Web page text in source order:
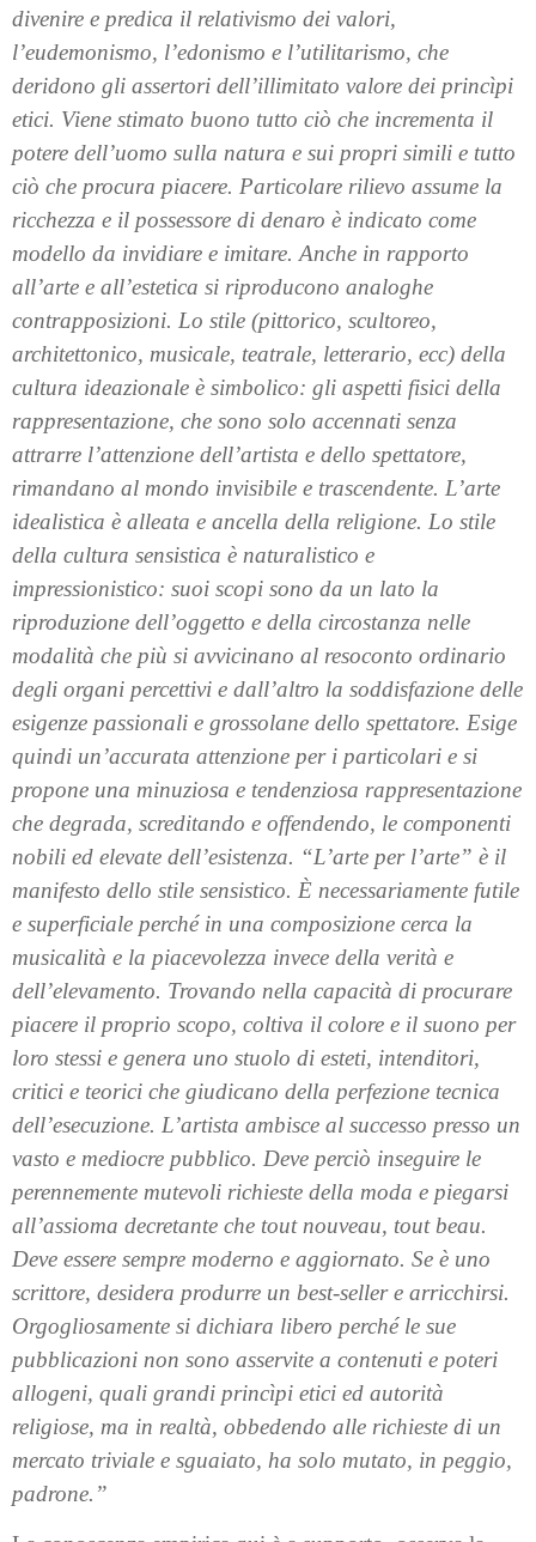
divenire e predica il relativismo dei valori,
l’eudemonismo, l’edonismo e l’utilitarismo, che
deridono gli assertori dell’illimitato valore dei princìpi
etici. Viene stimato buono tutto ciò che incrementa il
potere dell’uomo sulla natura e sui propri simili e tutto
ciò che procura piacere. Particolare rilievo assume la
ricchezza e il possessore di denaro è indicato come
modello da invidiare e imitare. Anche in rapporto
all’arte e all’estetica si riproducono analoghe
contrapposizioni. Lo stile (pittorico, scultoreo,
architettonico, musicale, teatrale, letterario, ecc) della
cultura ideazionale è simbolico: gli aspetti fisici della
rappresentazione, che sono solo accennati senza
attrarre l’attenzione dell’artista e dello spettatore,
rimandano al mondo invisibile e trascendente. L’arte
idealistica è alleata e ancella della religione. Lo stile
della cultura sensistica è naturalistico e
impressionistico: suoi scopi sono da un lato la
riproduzione dell’oggetto e della circostanza nelle
modalità che più si avvicinano al resoconto ordinario
degli organi percettivi e dall’altro la soddisfazione delle
esigenze passionali e grossolane dello spettatore. Esige
quindi un’accurata attenzione per i particolari e si
propone una minuziosa e tendenziosa rappresentazione
che degrada, screditando e offendendo, le componenti
nobili ed elevate dell’esistenza. “L’arte per l’arte” è il
manifesto dello stile sensistico. È necessariamente futile
e superficiale perché in una composizione cerca la
musicalità e la piacevolezza invece della verità e
dell’elevamento. Trovando nella capacità di procurare
piacere il proprio scopo, coltiva il colore e il suono per
loro stessi e genera uno stuolo di esteti, intenditori,
critici e teorici che giudicano della perfezione tecnica
dell’esecuzione. L’artista ambisce al successo presso un
vasto e mediocre pubblico. Deve perciò inseguire le
perennemente mutevoli richieste della moda e piegarsi
all’assioma decretante che tout nouveau, tout beau.
Deve essere sempre moderno e aggiornato. Se è uno
scrittore, desidera produrre un best-seller e arricchirsi.
Orgogliosamente si dichiara libero perché le sue
pubblicazioni non sono asservite a contenuti e poteri
allogeni, quali grandi princìpi etici ed autorità
religiose, ma in realtà, obbedendo alle richieste di un
mercato triviale e sguaiato, ha solo mutato, in peggio,
padrone.”